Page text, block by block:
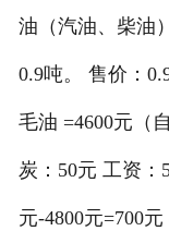
油（汽油、柴油
0.9吨。 售价：
毛油 =4600元（
炭：50元 工资：
元-4800元=700